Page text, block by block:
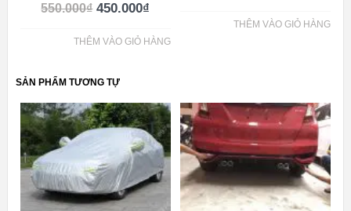
550.000₫ 450.000₫
THÊM VÀO GIỎ HÀNG
THÊM VÀO GIỎ HÀNG
SẢN PHẨM TƯƠNG TỰ